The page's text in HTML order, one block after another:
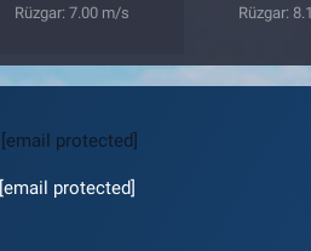
Rüzgar: 7.00 m/s
Rüzgar:
[email protected]
[email protected]